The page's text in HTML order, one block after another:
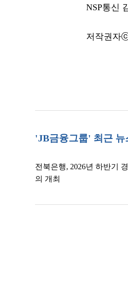
NSP통신
저작권자
'JB금융그룹' 최근 뉴
전북은행, 2026년 하반기
의 개최